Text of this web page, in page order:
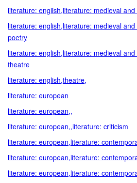
literature: english,literature: medieval
literature: english,literature: medieval
poetry
literature: english,literature: medieval
theatre
literature: english,theatre,
literature: european
literature: european,,
literature: european,,literature: criticism
literature: european,literature:
literature: european,literature:
literature: european,literature: